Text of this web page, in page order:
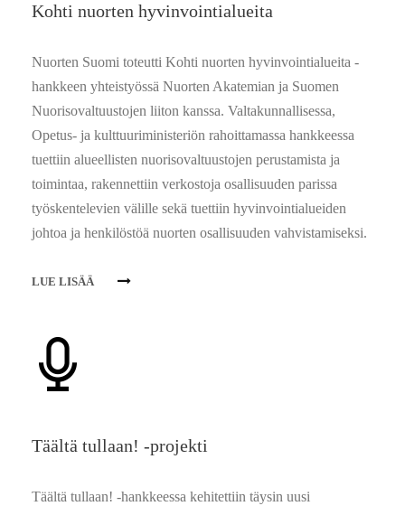
Kohti nuorten hyvinvointialueita
Nuorten Suomi toteutti Kohti nuorten hyvinvointialueita -
hankkeen yhteistyössä Nuorten Akatemian ja Suomen
Nuorisovaltuustojen liiton kanssa. Valtakunnallisessa,
Opetus- ja kulttuuriministeriön rahoittamassa hankkeessa
tuettiin alueellisten nuorisovaltuustojen perustamista ja
toimintaa, rakennettiin verkostoja osallisuuden parissa
työskentelevien välille sekä tuettiin hyvinvointialueiden
johtoa ja henkilöstöä nuorten osallisuuden vahvistamiseksi.
LUE LISÄÄ
Täältä tullaan! -projekti
Täältä tullaan! -hankkeessa kehitettiin täysin uusi